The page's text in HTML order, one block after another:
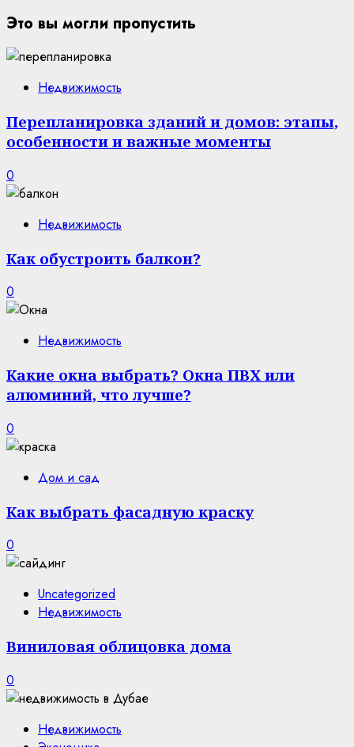
Это вы могли пропустить
Недвижимость
Перепланировка зданий и домов: этапы,
особенности и важные моменты
0
Недвижимость
Как обустроить балкон?
0
Недвижимость
Какие окна выбрать? Окна ПВХ или
алюминий, что лучше?
0
Дом и сад
Как выбрать фасадную краску
0
Uncategorized
Недвижимость
Виниловая облицовка дома
0
Недвижимость